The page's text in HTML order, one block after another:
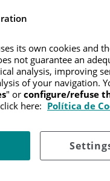
Home/
de
a cada paciente la
de forma
its own cookies and
not guarantee an
analysis, improving
of your navigation.
" or configure/refuse
here: Política de